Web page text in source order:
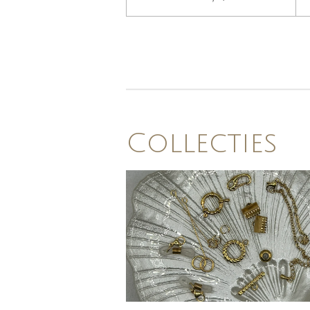
Collecties